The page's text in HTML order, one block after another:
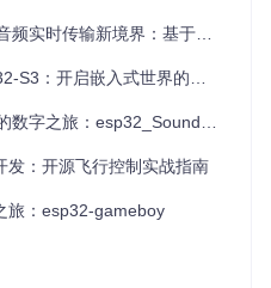
过传感器感知自身姿态。
局限性：加速度计易受振动干
些数据，就像人类大脑综合视
：基于ESP32与SPH0645的IoT音频解决方案
开启嵌入式世界的人脸识别之旅
：esp32_SoundRecorder项目解读
发：开源飞行控制实战指南
旅：esp32-gameboy